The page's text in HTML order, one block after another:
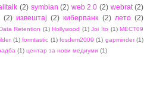
(2) symbian (2) web 2.0 (2) webrat (2)
(2) извештај (2) киберпанк (2) лето (2)
Retention (1) Hollywood (1) Joi Ito (1) MECT09
(1) formtastic (1) fosdem2009 (1) gapminder (1)
(1) центар за нови медиуми (1)